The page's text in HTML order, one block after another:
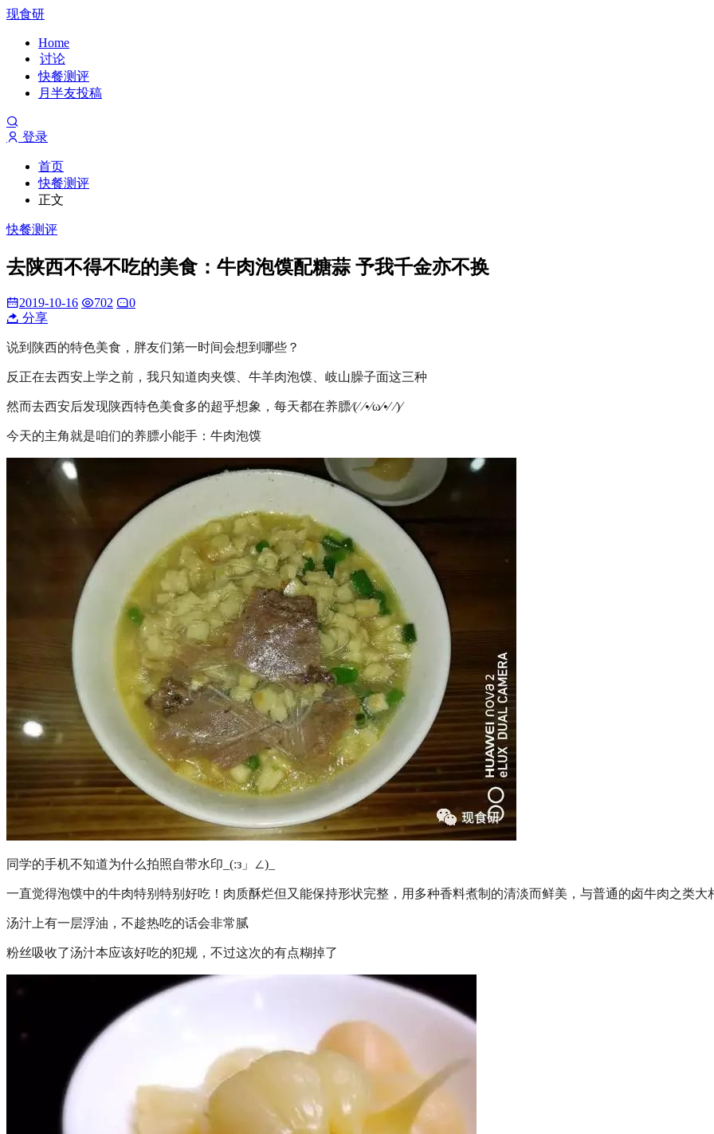
现食研
Home
讨论
快餐测评
月半友投稿
登录
首页
快餐测评
正文
快餐测评
去陕西不得不吃的美食：牛肉泡馍配糖蒜 予我千金亦不换
2019-10-16 702
0
分享
说到陕西的特色美食，胖友们第一时间会想到哪些？
反正在去西安上学之前，我只知道肉夹馍、牛羊肉泡馍、岐山臊子面这三种
然而去西安后发现陕西特色美食多的超乎想象，每天都在养膘⁄(⁄ ⁄•⁄ω⁄•⁄ ⁄)⁄
今天的主角就是咱们的养膘小能手：牛肉泡馍
同学的手机不知道为什么拍照自带水印_(:з」∠)_
一直觉得泡馍中的牛肉特别特别好吃！肉质酥烂但又能保持形状完整，用多种香料煮制的清淡而鲜美，与普通的卤牛肉之类大
汤汁上有一层浮油，不趁热吃的话会非常腻
粉丝吸收了汤汁本应该好吃的犯规，不过这次的有点糊掉了